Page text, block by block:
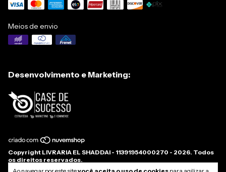
Meios de envio
Desenvolvimento e Marketing:
Copyright LIVRARIA EL SHADDAI - 11391954000270 - 2026. Todos
os direitos reservados.